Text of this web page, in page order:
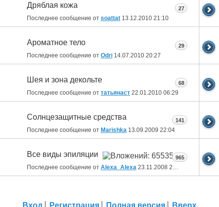
Дряблая кожа
Последнее сообщение от soattat 13.12.2010 21:10
27
Ароматное тело
Последнее сообщение от Odri 14.07.2010 20:27
29
Шея и зона декольте
Последнее сообщение от татьянаст 22.01.2010 06:29
68
Солнцезащитные средства
Последнее сообщение от Marishka 13.09.2009 22:04
141
Все виды эпиляции
Последнее сообщение от Alexa_Alexa 23.11.2008 23:06
965